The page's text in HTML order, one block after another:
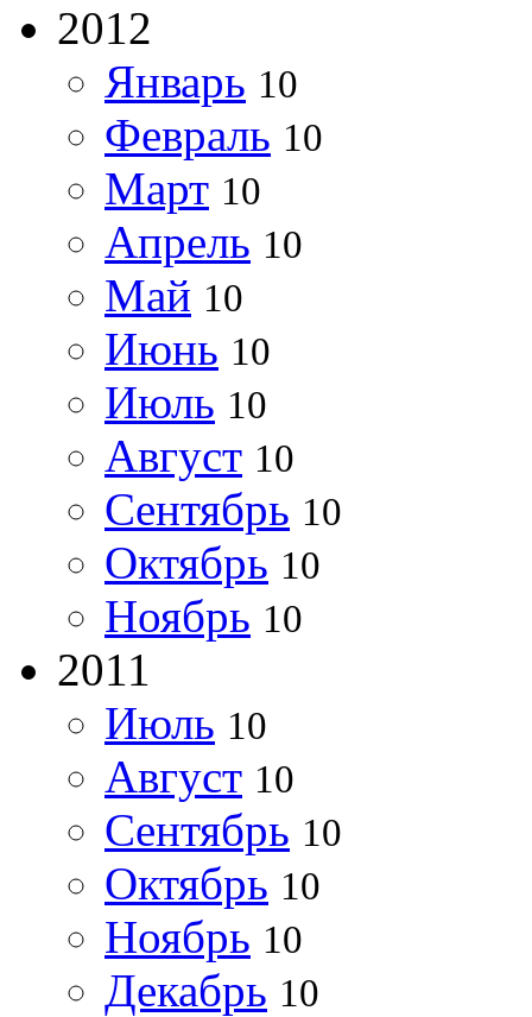
2012
Январь 10
Февраль 10
Март 10
Апрель 10
Май 10
Июнь 10
Июль 10
Август 10
Сентябрь 10
Октябрь 10
Ноябрь 10
2011
Июль 10
Август 10
Сентябрь 10
Октябрь 10
Ноябрь 10
Декабрь 10